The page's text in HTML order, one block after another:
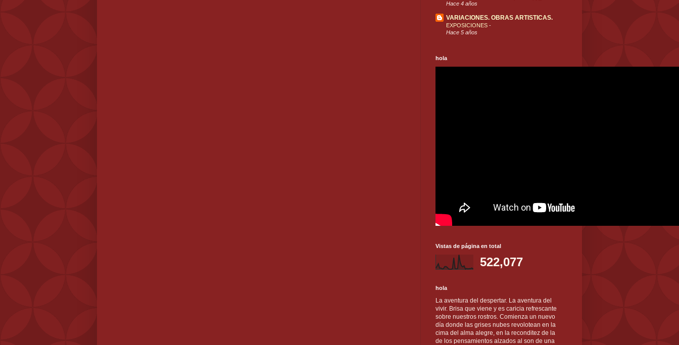
Hace 4 años
VARIACIONES. OBRAS ARTISTICAS.
EXPOSICIONES -
Hace 5 años
hola
Vistas de página en total
522,077
hola
La aventura del despertar. La aventura del
vivir. Brisa que viene y es caricia refrescante
sobre nuestros rostros. Comienza un nuevo
día donde las grises nubes revolotean en la
cima del alma alegre, en la reconditez de la
de los pensamientos alzados al son de una